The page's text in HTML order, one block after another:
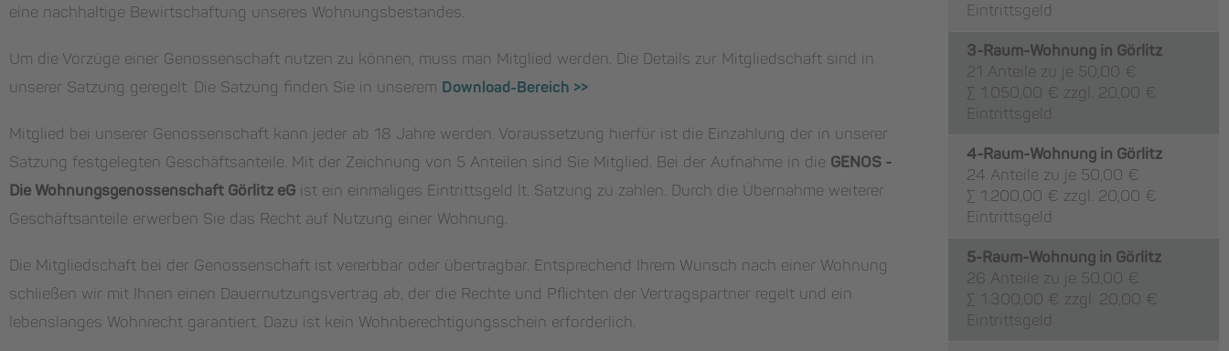
eine nachhaltige Bewirtschaftung unseres Wohnungsbestandes.
Um die Vorzüge einer Genossenschaft nutzen zu können, muss man Mitglied werden. Die Details zur Mitgliedschaft sind in
unserer Satzung geregelt. Die Satzung finden Sie in unserem Download-Bereich >>
Mitglied bei unserer Genossenschaft kann jeder ab 18 Jahre werden. Voraussetzung hierfür ist die Einzahlung der in unserer
Satzung festgelegten Geschäftsanteile. Mit der Zeichnung von 5 Anteilen sind Sie Mitglied. Bei der Aufnahme in die GENOS -
Die Wohnungsgenossenschaft Görlitz eG ist ein einmaliges Eintrittsgeld lt. Satzung zu zahlen. Durch die Übernahme weiterer
Geschäftsanteile erwerben Sie das Recht auf Nutzung einer Wohnung.
Die Mitgliedschaft bei der Genossenschaft ist vererbbar oder übertragbar. Entsprechend Ihrem Wunsch nach einer Wohnung
schließen wir mit Ihnen einen Dauernutzungsvertrag ab, der die Rechte und Pflichten der Vertragspartner regelt und ein
lebenslanges Wohnrecht garantiert. Dazu ist kein Wohnberechtigungsschein erforderlich.
Eintrittsgeld
3-Raum-Wohnung in Görlitz
21 Anteile zu je 50,00 €
∑ 1.050,00 € zzgl. 20,00 €
Eintrittsgeld
4-Raum-Wohnung in Görlitz
24 Anteile zu je 50,00 €
∑ 1.200,00 € zzgl. 20,00 €
Eintrittsgeld
5-Raum-Wohnung in Görlitz
26 Anteile zu je 50,00 €
∑ 1.300,00 € zzgl. 20,00 €
Eintrittsgeld